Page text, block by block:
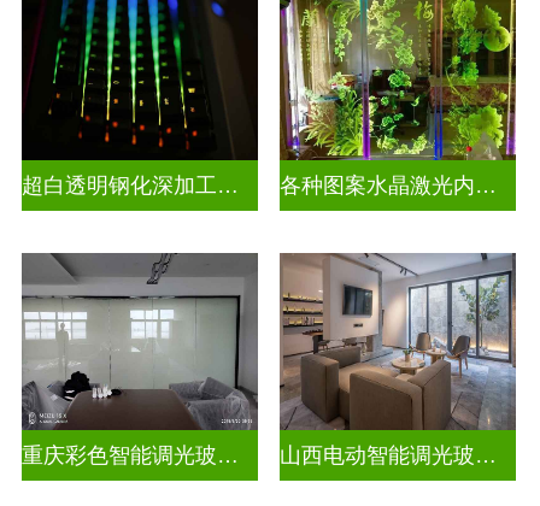
超白透明钢化深加工激光内雕屏风 各种图案水晶激光内雕发光艺术玻璃
重庆彩色智能调光玻璃定制公司 山西电动智能调光玻璃价格多少钱